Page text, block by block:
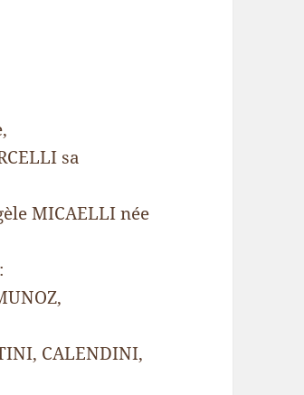
sa
MICAELLI née
CALENDINI,